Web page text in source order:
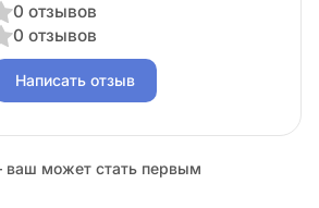
0 отзывов
0 отзывов
Написать отзыв
ваш может стать первым